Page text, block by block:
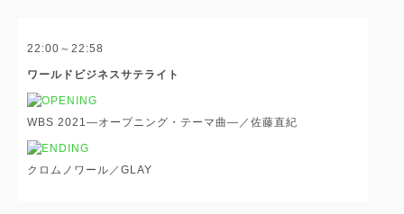
22:00～22:58
ワールドビジネスサテライト
WBS 2021―オープニング・テーマ曲―／佐藤直紀
クロムノワール／GLAY